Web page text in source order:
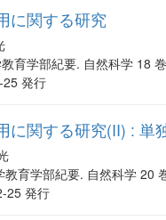
に関する研究
育学部紀要. 自然科学 18
発行
に関する研究(II) : 単
教育学部紀要. 自然科学 20
25 発行